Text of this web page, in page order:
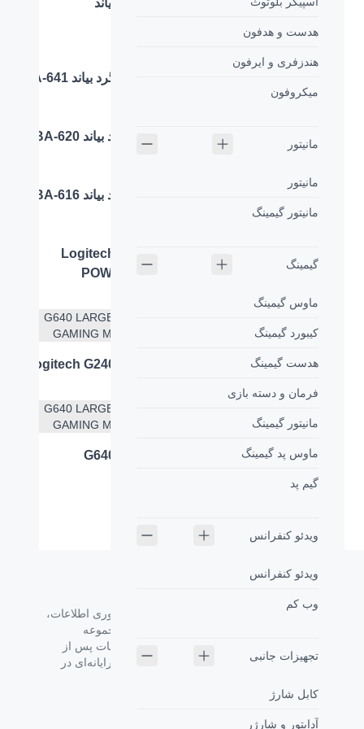
هدست و هدفون
هندزفری و ایرفون
میکروفون
مانیتور
مانیتور
مانیتور گیمینگ
گیمینگ
ماوس گیمینگ
کیبورد گیمینگ
هدست گیمینگ
فرمان و دسته بازی
مانیتور گیمینگ
ماوس پد گیمینگ
گیم پد
ویدئو کنفرانس
ویدئو کنفرانس
وب کم
تجهیزات جانبی
کابل شارژ
آداپتور و شارژر
ماوس پد بیاند
ماوس پد گرد بیاند BA-641
ماوس پد بیاند BA-602 ماوس پد بیاند BA-620
ماوس پد بیاند BA-616
ماوس پد Logitech
POWERPLAY
ماوس پد Logitech G840
ماوس پد سخت مخصوص
بازی Logitech® G440
گروه فراسو با بیش از 35 سال تجربه در حوزه فناوری اطلاعات،
شرکت اسپیرو را در سال 1389 به منظور ارائه مجموعه
گسترده‌ای از خدمات واردات، توزیع، فروش و خدمات پس از
فروش برای تمام محصولات مصرفی الکترونیک و رایانه‌ای در
دسترسی‌ سریع